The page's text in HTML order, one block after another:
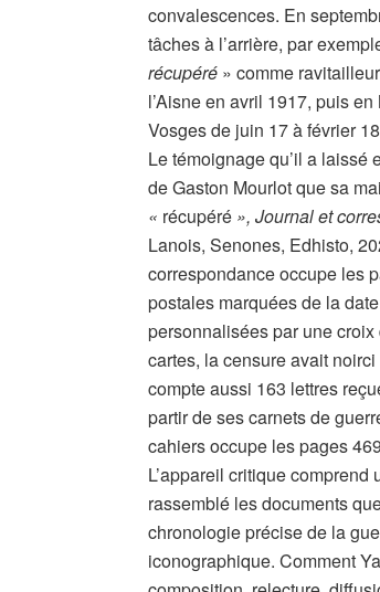
convalescences. En
tâches à l’arrière, par
récupéré » comme
l’Aisne en avril 1917, puis
Vosges de juin 17 à février
Le témoignage qu’il a laissé
de Gaston Mourlot que sa
« récupéré », Journal et
Lanois, Senones, Edhisto,
correspondance occupe les
postales marquées de la
personnalisées par une
cartes, la censure avait
compte aussi 163 lettres
partir de ses carnets de
cahiers occupe les pages
L’appareil critique
rassemblé les documents
chronologie précise de la
iconographique. Comment